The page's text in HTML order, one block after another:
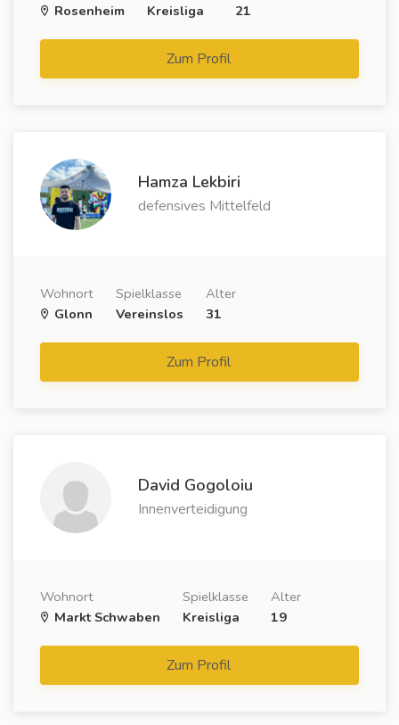
Rosenheim
Kreisliga
21
Zum Profil
Hamza Lekbiri
defensives Mittelfeld
Wohnort
Glonn
Spielklasse
Vereinslos
Alter
31
Zum Profil
David Gogoloiu
Innenverteidigung
Wohnort
Markt Schwaben
Spielklasse
Kreisliga
Alter
19
Zum Profil